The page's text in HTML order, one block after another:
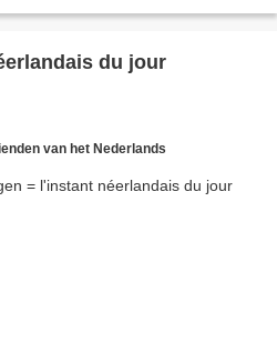
du jour
van het Nederlands